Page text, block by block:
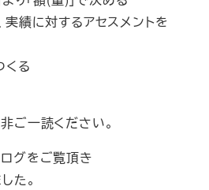
実績に対するアセスメントを
る
ご一読ください。
グをご覧頂き
た。